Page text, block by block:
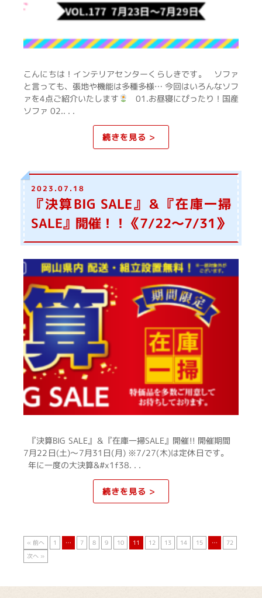
こんにちは！インテリアセンターくらしきです。 ソファ
と言っても、張地や機能は多種多様… 今回はいろんなソフ
ァを4点ご紹介いたします
01.お昼寝にぴったり！国産
ソファ 02.. . .
続きを見る >
2023.07.18
『決算BIG SALE』＆『在庫一掃
SALE』開催！！《7/22～7/31》
『決算BIG SALE』＆『在庫一掃SALE』開催!! 開催期間
7月22日(土)～7月31日(月) ※7/27(木)は定休日です。
年に一度の大決算&#x1f38. . .
続きを見る >
« 前へ 1 … 7 8 9 10 11 12 13 14 15 …
72
次へ »